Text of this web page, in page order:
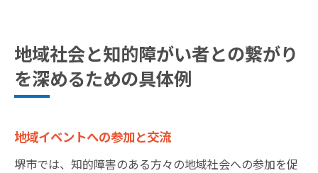
地域社会と知的障がい者との繋がり
を深めるための具体例
地域イベントへの参加と交流
堺市では、知的障害のある方々の地域社会への参加を促